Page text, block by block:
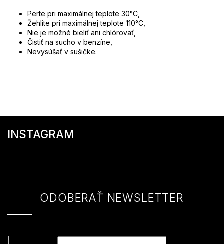
Perte pri maximálnej teplote 30°C,
Žehlite pri maximálnej teplote 110°C,
Nie je možné bieliť ani chlórovať,
Čistiť na sucho v benzíne,
Nevysúšať v sušičke.
INSTAGRAM
ODOBERAŤ NEWSLETTER